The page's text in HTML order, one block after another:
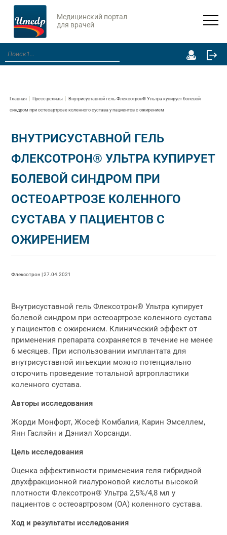
Медицинский портал
для врачей
Главная Пресс-релизы Внутрисуставной гель Флексотрон® Ультра купирует болевой
синдром при остеоартрозе коленного сустава у пациентов с ожирением
ВНУТРИСУСТАВНОЙ ГЕЛЬ
ФЛЕКСОТРОН® УЛЬТРА КУПИРУЕТ
БОЛЕВОЙ СИНДРОМ ПРИ
ОСТЕОАРТРОЗЕ КОЛЕННОГО
СУСТАВА У ПАЦИЕНТОВ С
ОЖИРЕНИЕМ
Флексотрон | 27.04.2021
Внутрисуставной гель Флексотрон® Ультра купирует
болевой синдром при остеоартрозе коленного сустава
у пациентов с ожирением. Клинический эффект от
применения препарата сохраняется в течение не менее
6 месяцев. При использовании имплантата для
внутрисуставной инъекции можно потенциально
отсрочить проведение тотальной артропластики
коленного сустава.
Авторы исследования
Жорди Монфорт, Жосеф Комбалия, Карин Эмселлем,
Янн Гаслэйн и Дэниэл Хорсанди.
Цель исследования
Оценка эффективности применения геля гибридной
двухфракционной гиалуроновой кислоты высокой
плотности Флексотрон® Ультра 2,5%/4,8 мл у
пациентов с остеоартрозом (ОА) коленного сустава.
Ход и результаты исследования